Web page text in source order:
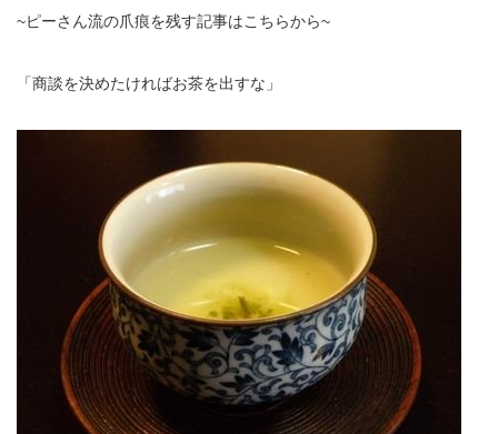
~ピーさん流の爪痕を残す記事はこちらから~
「商談を決めたければお茶を出すな」